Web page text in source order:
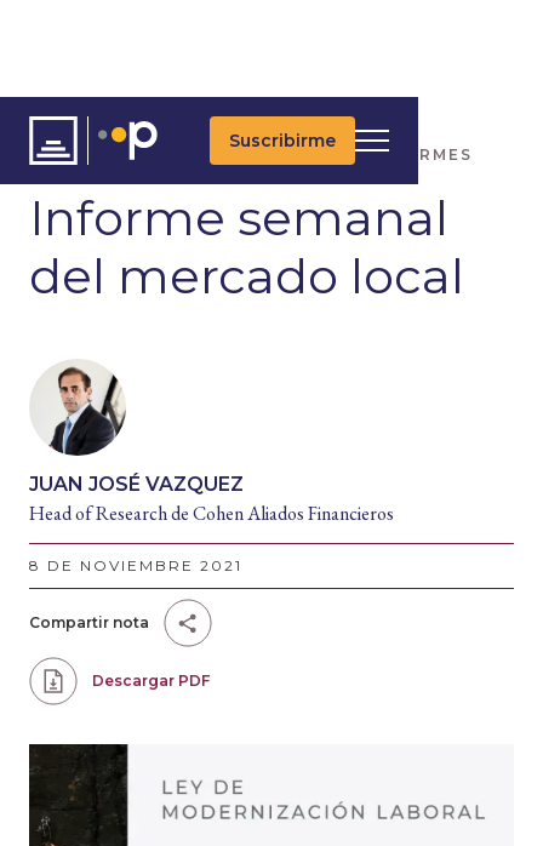
Suscribirme
ARTÍCULOS INFORMES
Informe semanal
del mercado local
JUAN JOSÉ VAZQUEZ
Head of Research de Cohen Aliados Financieros
8 DE NOVIEMBRE 2021
Compartir nota
Descargar PDF